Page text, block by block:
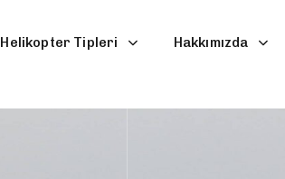
Helikopter Tipleri Hakkımızda